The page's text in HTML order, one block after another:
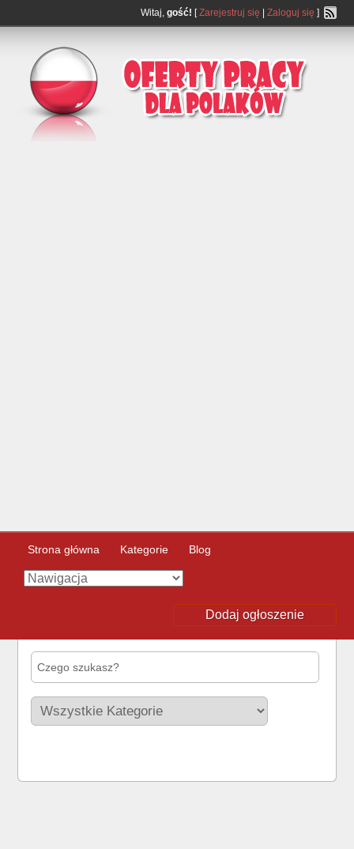
Witaj, gość! [Zarejestruj się Zaloguj się ]
Strona główna Kategorie Blog
Dodaj ogłoszenie